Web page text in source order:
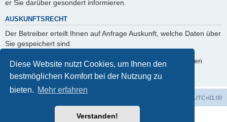
Diese Website nutzt Cookies, um Ihnen den
bestmöglichen Komfort bei der Nutzung zu
bieten. Mehr erfahren
Verstanden!
er Sie darüber gesondert informieren.
AUSKUNFTSRECHT
Der Betreiber erteilt Ihnen auf Anfrage Auskunft, welche Daten über
Sie gespeichert sind.
Sie können jederzeit die Löschung bzw. Sperrung Ihrer Daten
verlangen. Kontaktieren Sie hierzu bitte den Betreiber.
UTC+01:00
Powered byphpBB® Forum Software © phpBB Limited